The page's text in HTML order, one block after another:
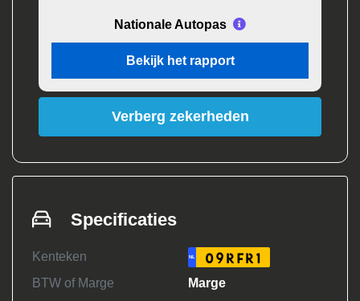
Nationale Autopas
Bekijk het rapport
Verberg zekerheden
Specificaties
Kenteken NL 09RFR1
BTW of Marge
Marge